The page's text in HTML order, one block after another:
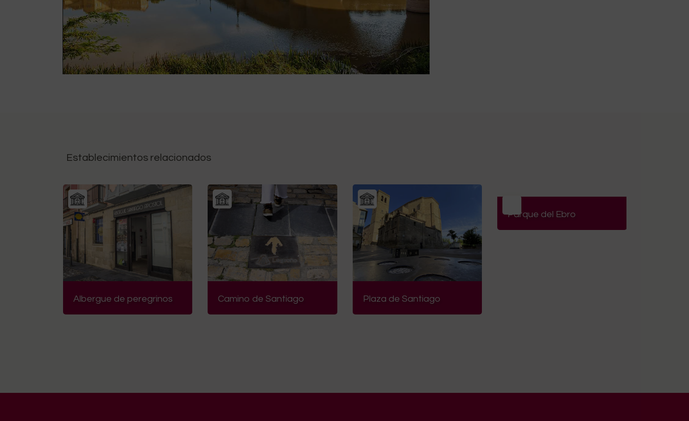
Establecimientos relacionados
Albergue de peregrinos Camino de Santiago Plaza de Santiago
Parque del Ebro